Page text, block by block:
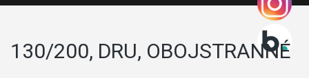
130/200, DRU, OBOJSTRANNÉ